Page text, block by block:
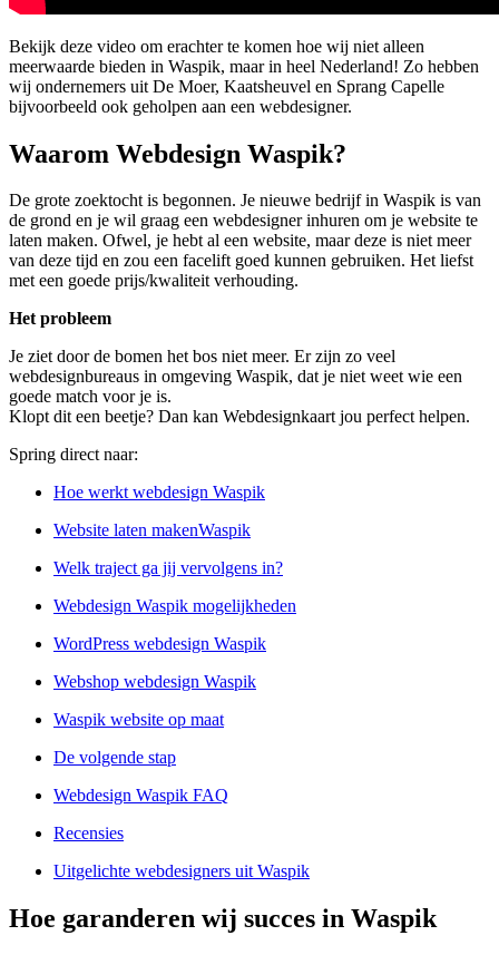
Bekijk deze video om erachter te komen hoe wij niet alleen
meerwaarde bieden in Waspik, maar in heel Nederland! Zo hebben
wij ondernemers uit De Moer, Kaatsheuvel en Sprang Capelle
bijvoorbeeld ook geholpen aan een webdesigner.
Waarom Webdesign Waspik?
De grote zoektocht is begonnen. Je nieuwe bedrijf in Waspik is van
de grond en je wil graag een webdesigner inhuren om je website te
laten maken. Ofwel, je hebt al een website, maar deze is niet meer
van deze tijd en zou een facelift goed kunnen gebruiken. Het liefst
met een goede prijs/kwaliteit verhouding.
Het probleem
Je ziet door de bomen het bos niet meer. Er zijn zo veel
webdesignbureaus in omgeving Waspik, dat je niet weet wie een
goede match voor je is.
Klopt dit een beetje? Dan kan Webdesignkaart jou perfect helpen.
Spring direct naar:
Hoe werkt webdesign Waspik
Website laten makenWaspik
Welk traject ga jij vervolgens in?
Webdesign Waspik mogelijkheden
WordPress webdesign Waspik
Webshop webdesign Waspik
Waspik website op maat
De volgende stap
Webdesign Waspik FAQ
Recensies
Uitgelichte webdesigners uit Waspik
Hoe garanderen wij succes in Waspik